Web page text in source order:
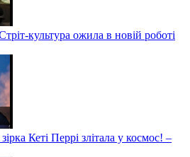
культура ожила в новій роботі
Кеті Перрі злітала у космос! –